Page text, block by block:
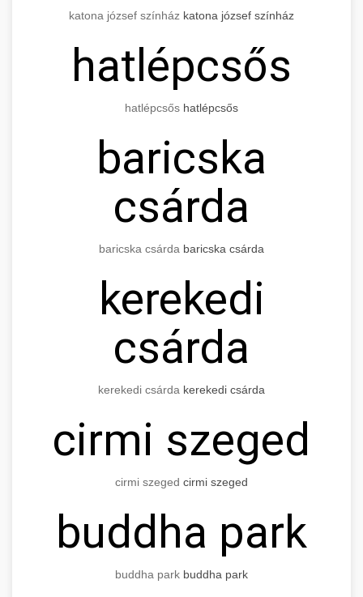
katona józsef színház katona józsef színház
hatlépcsős
hatlépcsős hatlépcsős
baricska
csárda
baricska csárda baricska csárda
kerekedi
csárda
kerekedi csárda kerekedi csárda
cirmi szeged
cirmi szeged cirmi szeged
buddha park
buddha park buddha park